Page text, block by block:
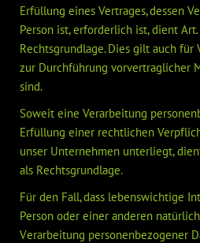
Erfüllung eines Vertrages, dessen
Person ist, erforderlich ist, dient Art.
Rechtsgrundlage. Dies gilt auch für
zur Durchführung vorvertraglicher
sind.
Soweit eine Verarbeitung
Erfüllung einer rechtlichen
unser Unternehmen unterliegt,
als Rechtsgrundlage.
Für den Fall, dass lebenswichtige
Person oder einer anderen
Verarbeitung personenbezogener